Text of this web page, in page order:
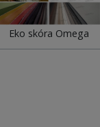
Eko skóra Omega